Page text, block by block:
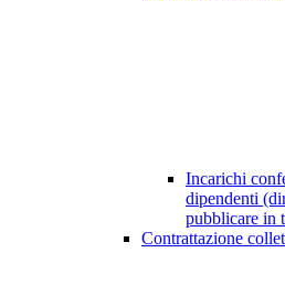
Incarichi
dipendenti
pubblicare in
Contrattazione